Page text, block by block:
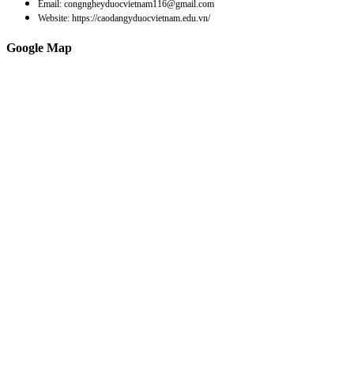
Email: congngheyduocvietnam116@gmail.com
Website: https://caodangyduocvietnam.edu.vn/
Google Map